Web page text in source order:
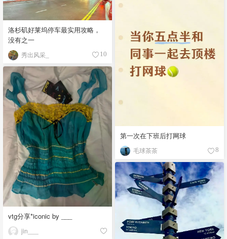
洛杉矶好莱坞停车最实用攻略，
没有之一
秀出风采_ 10
第一次在下班后打网球
毛球茶茶 8
vtg分享*iconic by ___
jin___